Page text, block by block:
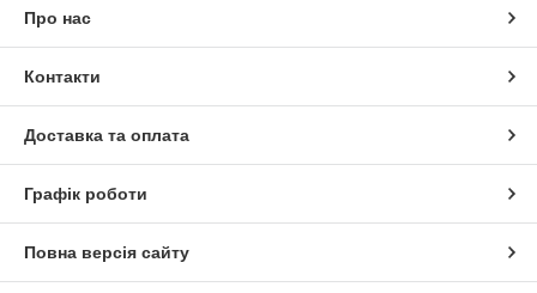
Про нас
Контакти
Доставка та оплата
Графік роботи
Повна версія сайту